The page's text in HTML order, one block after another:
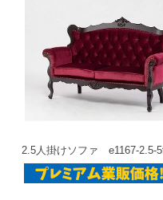
2.5人掛けソファ e1167-2.5-